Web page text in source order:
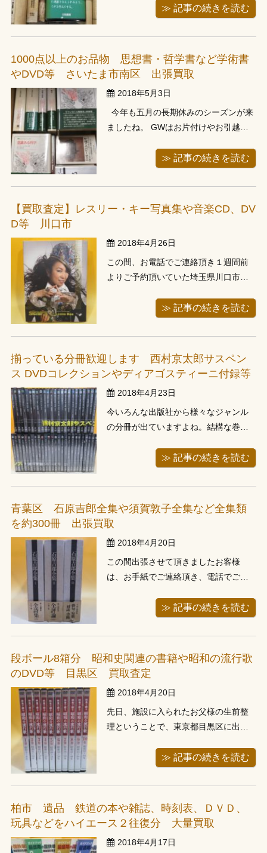
りご予約を頂いていたお客様になりま
日の確認時に300より多くなりそうとの
ことをお聞きし伺わせて頂きました。
こちらの前にさいたま市で1000 ...
≫ 記事の続きを読む
1000点以上のお品物 思想書・哲学書など学術書
やDVD等 さいたま市南区 出張買取
2018年5月3日
今年も五月の長期休みのシーズンが来
ましたね。 GWはお片付けやお引越し
約が混みあいます。今回お伺いしまし
とのこと、たまたま翌日午前中のお客
様にキャンセルが入りましたため、翌
日にさいたま市南区のご自宅 ...
≫ 記事の続きを読む
【買取査定】レスリー・キー写真集や音楽CD、DV
D等 川口市
2018年4月26日
この間、お電話でご連絡頂き１週間前
よりご予約頂いていた埼玉県川口市の
ー・キーの写真集などがありました。
すので、川口市内であれば、取り扱い
のあるものであれば、それ程多くない
量でも伺うことが出来ます。 音楽、ア
ーテ ...
≫ 記事の続きを読む
揃っている分冊歓迎します 西村京太郎サスペン
ス DVDコレクションやディアゴスティーニ付録等
2018年4月23日
今いろんな出版社から様々なジャンル
の分冊が出ていますよね。結構な巻数
巻揃えているのは凄です。先日主張し
ＤＶＤコレクションやビジネス書、写
真集等を見させて頂きましたが、その
中にも揃っている物がありました。 お
電話で ...
≫ 記事の続きを読む
青葉区 石原吉郎全集や須賀敦子全集など全集類
を約300冊 出張買取
2018年4月20日
この間出張させて頂きましたお客様
は、お手紙でご連絡頂き、電話でご連
奈川県横浜市青葉区にお住いのお客様
ありました。 出張のご依頼をお手紙で
頂くのは初めてのことで、新鮮な気持
ちで伺わせて頂きました。 お手紙と一
緒に、 ...
≫ 記事の続きを読む
段ボール8箱分 昭和史関連の書籍や昭和の流行歌
のDVD等 目黒区 買取査定
2018年4月20日
先日、施設に入られたお父様の生前整
理ということで、東京都目黒区に出張
～」とつくような本が単行本から別冊
した。 また懐かしのメロディー（懐メ
ロ）的なCDやDVDを集めるのがご趣味
だったようで、CDやDVD類にはユ ...
≫ 記事の続きを読む
柏市 遺品 鉄道の本や雑誌、時刻表、ＤＶＤ、
玩具などをハイエース２往復分 大量買取
2018年4月17日